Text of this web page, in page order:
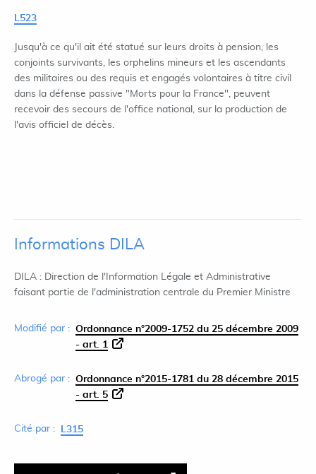
L523
Jusqu'à ce qu'il ait été statué sur leurs droits à pension, les
conjoints survivants, les orphelins mineurs et les ascendants
des militaires ou des requis et engagés volontaires à titre civil
dans la défense passive "Morts pour la France", peuvent
recevoir des secours de l'office national, sur la production de
l'avis officiel de décès.
Informations DILA
DILA : Direction de l'Information Légale et Administrative
faisant partie de l'administration centrale du Premier Ministre
Modifié par : Ordonnance n°2009-1752 du 25 décembre 2009
- art. 1
Abrogé par : Ordonnance n°2015-1781 du 28 décembre 2015
- art. 5
Cité par : L315